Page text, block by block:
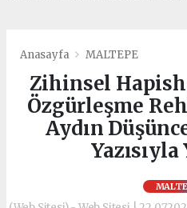
Anasayfa MALTEPE
Zihinsel
Özgürleşme
Aydın
Yazısıyla